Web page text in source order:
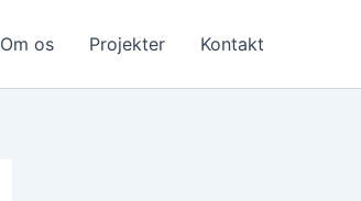
Om os Projekter Kontakt